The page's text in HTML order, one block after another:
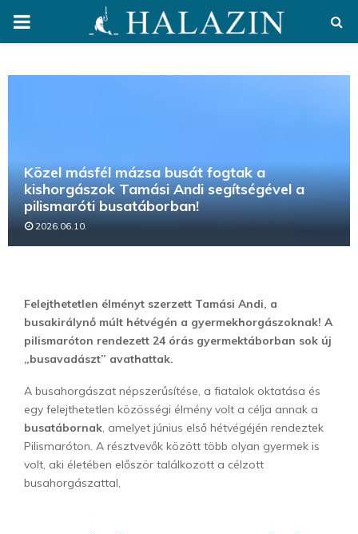
PRIMARY
Közel másfél mázsa busát fogtak a
kishorgászok Tamási Andi segítségével a
pilismaróti busatáborban!
2026.06.10.
Felejthetetlen élményt szerzett Tamási Andi, a
busakirálynő múlt hétvégén a gyermekhorgászoknak! A
pilismaróton rendezett 24 órás gyermektáborban sok új
„busavadászt” avathattak.
A busahorgászat népszerűsítése, a fiatalok oktatása és
egy felejthetetlen közösségi élmény volt a célja annak a
busatábornak, amelyet június első hétvégéjén rendeztek
Pilismaróton. A résztvevők között több olyan gyermek is
volt, aki életében először találkozott a célzott
busahorgászattal,